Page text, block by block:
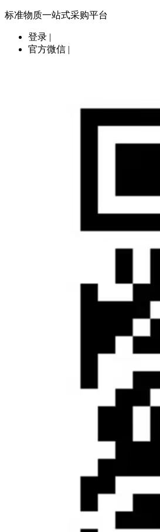
标准物质一站式采购平台
登录 |
官方微信 |